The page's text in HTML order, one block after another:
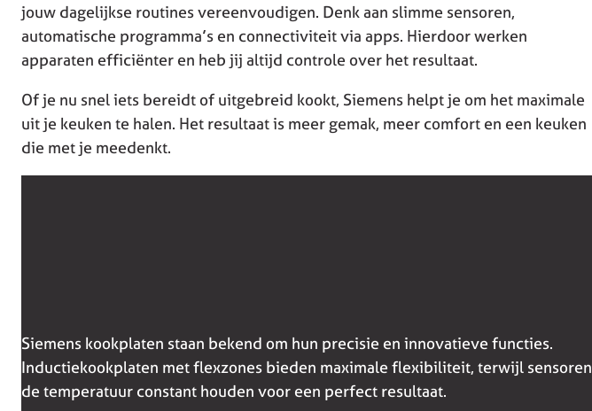
jouw dagelijkse routines vereenvoudigen. Denk aan slimme sensoren,
automatische programma’s en connectiviteit via apps. Hierdoor werken
apparaten efficiënter en heb jij altijd controle over het resultaat.
Of je nu snel iets bereidt of uitgebreid kookt, Siemens helpt je om het maximale
uit je keuken te halen. Het resultaat is meer gemak, meer comfort en een keuken
die met je meedenkt.
Siemens kookplaten staan bekend om hun precisie en innovatieve functies.
Inductiekookplaten met flexzones bieden maximale flexibiliteit, terwijl sensoren
de temperatuur constant houden voor een perfect resultaat.